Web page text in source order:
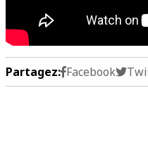
Partagez: Facebook